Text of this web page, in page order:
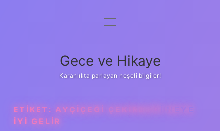
Anasayfa
Yasal Uyarı
menüyü
Gece ve Hikaye
Karanlıkta parlayan neşeli bilgiler!
ETIKET: AYÇIÇEĞI ÇEKIRDEĞI NEYE
IYI GELIR